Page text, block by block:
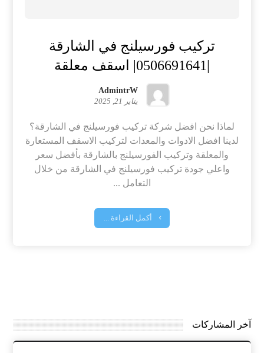
تركيب فورسيلنج في الشارقة
AdmintrW
يناير 21, 2025
لماذا نحن افضل شركة تركيب فورسيلنج في الشارقة؟
لدينا افضل الادوات والمعدات لتركيب الاسقف المستعارة
والمعلقة وتركيب الفورسيلنج بالشارقة بأفضل سعر
واعلي جودة تركيب فورسيلنج في الشارقة من خلال
التعامل ...
أكمل القراءة ...
آخر المشاركات